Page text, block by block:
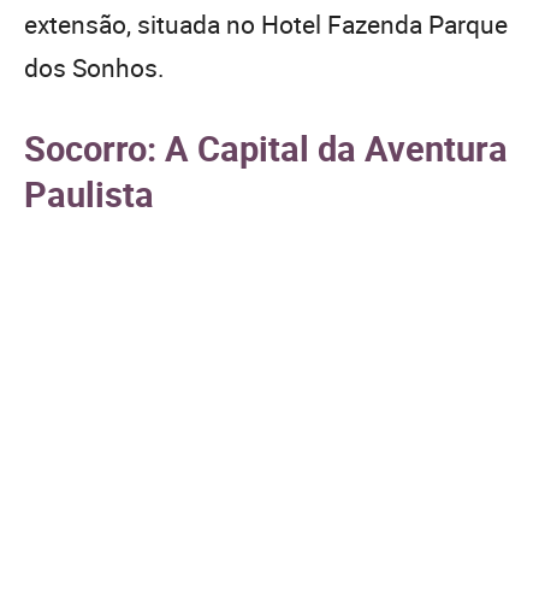
extensão, situada no Hotel Fazenda Parque
dos Sonhos.
Socorro: A Capital da Aventura
Paulista